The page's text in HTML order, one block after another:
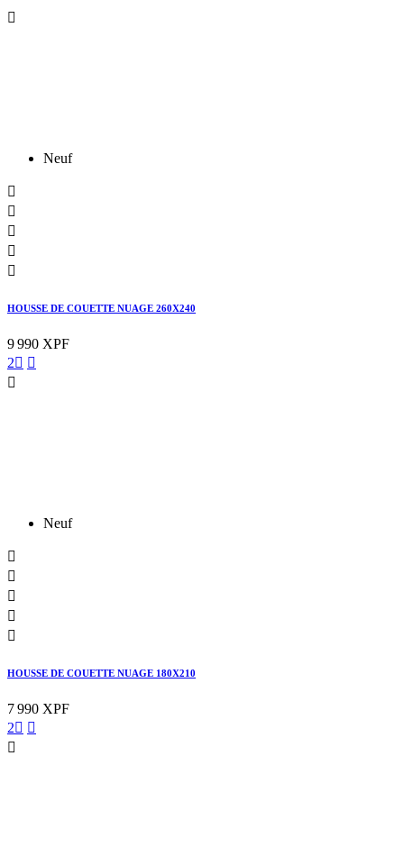

Neuf





HOUSSE DE COUETTE NUAGE 260X240
9 990 XPF
2 

Neuf





HOUSSE DE COUETTE NUAGE 180X210
7 990 XPF
2 
